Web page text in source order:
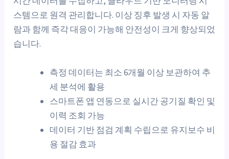
스템으로 원격 관리합니다. 이상 징후 발생 시 자동 알
람과 함께 즉각 대응이 가능해 안전성이 크게 향상되었
습니다.
측정 데이터는 최소 6개월 이상 보관하여 추
세 분석에 활용
스마트폰 앱 연동으로 실시간 공기질 확인 및
이력 조회 가능
데이터 기반 점검 계획 수립으로 유지보수 비
용 절감 효과